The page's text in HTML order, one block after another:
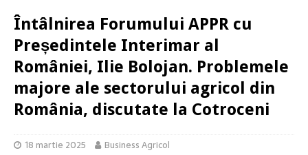
Întâlnirea Forumului APPR cu
Președintele Interimar al
României, Ilie Bolojan. Problemele
majore ale sectorului agricol din
România, discutate la Cotroceni
18 martie 2025 Business Agricol